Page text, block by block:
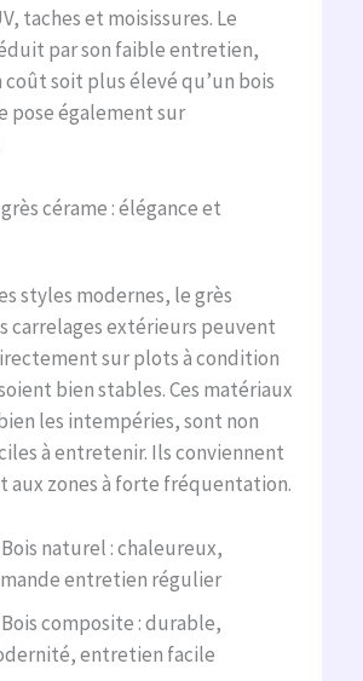
taches et moisissures. Le
par son faible entretien,
coût soit plus élevé qu’un bois
pose également sur
cérame : élégance et
styles modernes, le grès
carrelages extérieurs peuvent
sur plots à condition
bien stables. Ces matériaux
les intempéries, sont non
à entretenir. Ils conviennent
aux zones à forte fréquentation.
Bois naturel : chaleureux,
entretien régulier
Bois composite : durable,
entretien facile